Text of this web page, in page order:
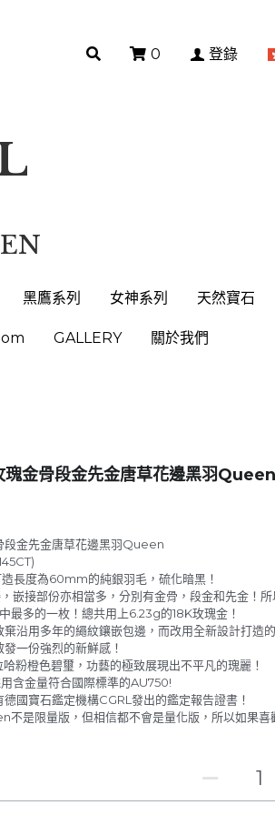
黑鷹系列 女神系列 天然寶石
GALLERY 關於我們
0 登錄
黑鷹系列 女神系列 天然寶石
GALLERY 關於我們
0 登錄
瑰金骨段金先金唐草花邊黑羽Queen
段金先金唐草花邊黑羽Queen
長度為60mm的純銀羽毛，硫化暗黑！
嵌接部份亦相當多，分別有金骨，段金和先金！
最多的一枚！總共用上6.23g的18K玫瑰金！
沿用多年的繩紋鑲嵌包邊，而改用全新設計打造
一份強烈的新鮮感！
粉橙色碧璽，功藝的極致展現出不平凡的瑰麗！
含金量符合國際標準的AU750!
國寶石鑑定機構CGRL發出的鑑定報告證書！
不是限量版，但相信都不會是量化版，所以如果喜